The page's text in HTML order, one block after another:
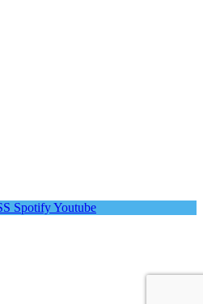
SpotifyYoutube